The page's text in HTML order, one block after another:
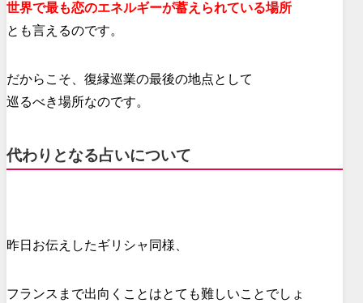
世界で最も恋のエネルギーが蓄えられている場所
とも言えるのです。
だからこそ、復縁巡業の最後の地点として
巡るべき場所なのです。
代わりとなる占いについて
昨日お伝えしたギリシャ同様、
フランスまで出向くことはとても難しいことでしょ